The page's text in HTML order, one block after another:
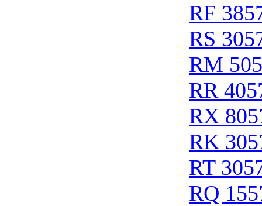
RF
RS
RM
RR
RX
RK
RT
RQ